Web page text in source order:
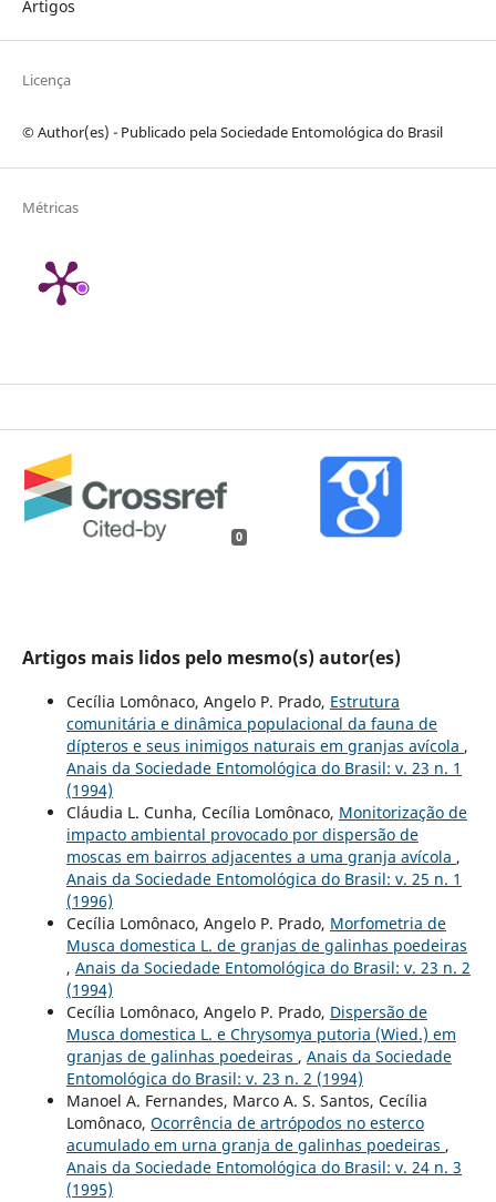
Artigos
Licença
© Author(es) - Publicado pela Sociedade Entomológica do Brasil
Métricas
0
Artigos mais lidos pelo mesmo(s) autor(es)
Cecília Lomônaco, Angelo P. Prado, Estrutura
comunitária e dinâmica populacional da fauna de
dípteros e seus inimigos naturais em granjas avícola ,
Anais da Sociedade Entomológica do Brasil: v. 23 n. 1
(1994)
Cláudia L. Cunha, Cecília Lomônaco, Monitorização de
impacto ambiental provocado por dispersão de
moscas em bairros adjacentes a uma granja avícola ,
Anais da Sociedade Entomológica do Brasil: v. 25 n. 1
(1996)
Cecília Lomônaco, Angelo P. Prado, Morfometria de
Musca domestica L. de granjas de galinhas poedeiras
, Anais da Sociedade Entomológica do Brasil: v. 23 n. 2
(1994)
Cecília Lomônaco, Angelo P. Prado, Dispersão de
Musca domestica L. e Chrysomya putoria (Wied.) em
granjas de galinhas poedeiras , Anais da Sociedade
Entomológica do Brasil: v. 23 n. 2 (1994)
Manoel A. Fernandes, Marco A. S. Santos, Cecília
Lomônaco, Ocorrência de artrópodos no esterco
acumulado em urna granja de galinhas poedeiras ,
Anais da Sociedade Entomológica do Brasil: v. 24 n. 3
(1995)